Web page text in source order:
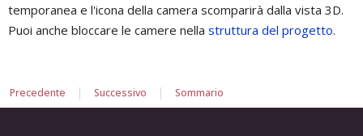
temporanea e l'icona della camera scomparirà dalla vista 3D.
Puoi anche bloccare le camere nella struttura del progetto.
Precedente | Successivo | Sommario